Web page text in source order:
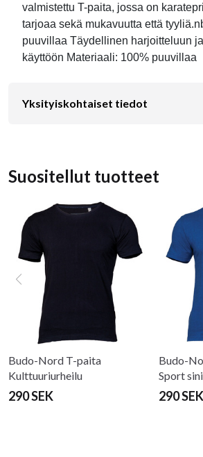
valmistettu T-paita, jossa on
tarjoaa sekä mukavuutta että
puuvillaa Täydellinen harjoitteluun
käyttöön Materiaali: 100% puuvillaa
Yksityiskohtaiset tiedot
Suositellut tuotteet
Budo-Nord T-paita
Kulttuuriurheilu
290 SEK
Budo-
Sport
290 SEK